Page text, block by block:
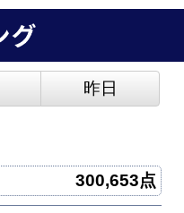
昨日
300,653点